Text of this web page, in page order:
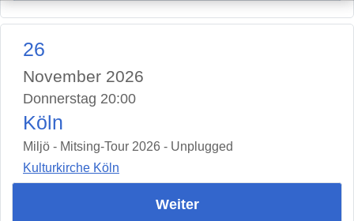
26
November 2026
Donnerstag 20:00
Köln
Miljö - Mitsing-Tour 2026 - Unplugged
Kulturkirche Köln
Weiter